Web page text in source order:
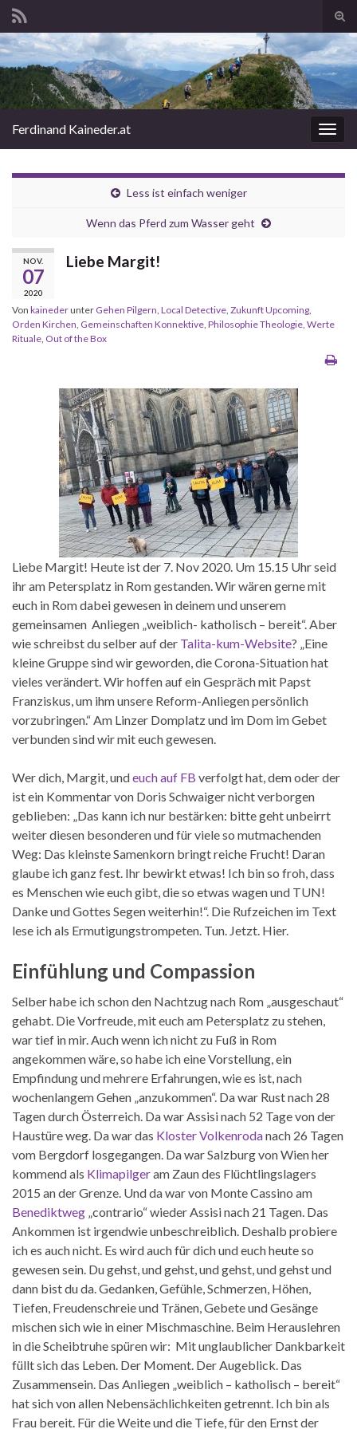
Search for:
Ferdinand Kaineder.at
Less ist einfach weniger
Wenn das Pferd zum Wasser geht
NOV.
07
2020
Liebe Margit!
Von kainederunter Gehen Pilgern Local Detective Zukunft Upcoming
Orden Kirchen Gemeinschaften Konnektive Philosophie Theologie Werte
Rituale Out of the Box
Liebe Margit! Heute ist der 7. Nov 2020. Um 15.15 Uhr seid
ihr am Petersplatz in Rom gestanden. Wir wären gerne mit
euch in Rom dabei gewesen in deinem und unserem
gemeinsamen Anliegen „weiblich- katholisch – bereit“. Aber
wie schreibst du selber auf der Talita-kum-Website? „Eine
kleine Gruppe sind wir geworden, die Corona-Situation hat
vieles verändert. Wir hoffen auf ein Gespräch mit Papst
Franziskus, um ihm unsere Reform-Anliegen persönlich
vorzubringen.“ Am Linzer Domplatz und im Dom im Gebet
verbunden sind wir mit euch gewesen.
Wer dich, Margit, undeuch auf FB verfolgt hat, dem oder der
ist ein Kommentar von Doris Schwaiger nicht verborgen
geblieben: „Das kann ich nur bestärken: bitte geht unbeirrt
weiter diesen besonderen und für viele so mutmachenden
Weg: Das kleinste Samenkorn bringt reiche Frucht! Daran
glaube ich ganz fest. Ihr bewirkt etwas! Ich bin so froh, dass
es Menschen wie euch gibt, die so etwas wagen und TUN!
Danke und Gottes Segen weiterhin!“. Die Rufzeichen im Text
lese ich als Ermutigungstrompeten. Tun. Jetzt. Hier.
Einfühlung und Compassion
Selber habe ich schon den Nachtzug nach Rom „ausgeschaut“
gehabt. Die Vorfreude, mit euch am Petersplatz zu stehen,
war tief in mir. Auch wenn ich nicht zu Fuß in Rom
angekommen wäre, so habe ich eine Vorstellung, ein
Empfindung und mehrere Erfahrungen, wie es ist, nach
wochenlangem Gehen „anzukommen“. Da war Rust nach 28
Tagen durch Österreich. Da war Assisi nach 52 Tage von der
Haustüre weg. Da war das Kloster Volkenrodanach 26 Tagen
vom Bergdorf losgegangen. Da war Salzburg von Wien her
kommend als Klimapilgeram Zaun des Flüchtlingslagers
2015 an der Grenze. Und da war von Monte Cassino am
Benediktweg „contrario“ wieder Assisi nach 21 Tagen. Das
Ankommen ist irgendwie unbeschreiblich. Deshalb probiere
ich es auch nicht. Es wird auch für dich und euch heute so
gewesen sein. Du gehst, und gehst, und gehst, und gehst und
dann bist du da. Gedanken, Gefühle, Schmerzen, Höhen,
Tiefen, Freudenschreie und Tränen, Gebete und Gesänge
mischen sich wie in einer Mischmaschine. Beim Herauslehren
in die Scheibtruhe spüren wir: Mit unglaublicher Dankbarkeit
füllt sich das Leben. Der Moment. Der Augeblick. Das
Zusammensein. Das Anliegen „weiblich – katholisch – bereit“
hat sich von allen Nebensächlichkeiten getrennt. Ich bin als
Frau bereit. Für die Weite und die Tiefe, für den Ernst der